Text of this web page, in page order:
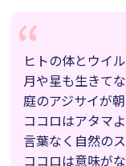
ヒトの体とウイ
月や星も生きて
庭のアジサイが
ココロはアタマ
言葉なく自然の
ココロは意味が